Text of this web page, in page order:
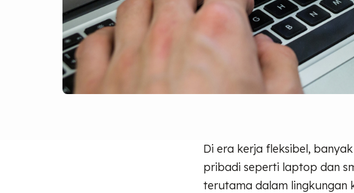
Di era kerja fleksibel,
pribadi seperti laptop dan
terutama dalam lingkungan